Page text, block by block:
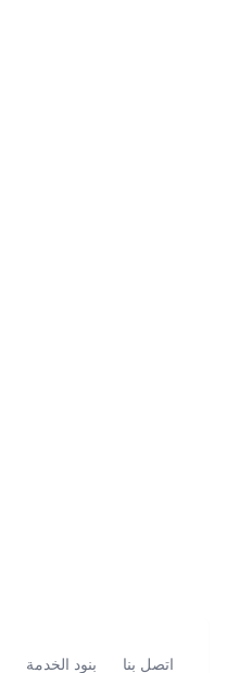
بنود الخدمة اتصل بنا